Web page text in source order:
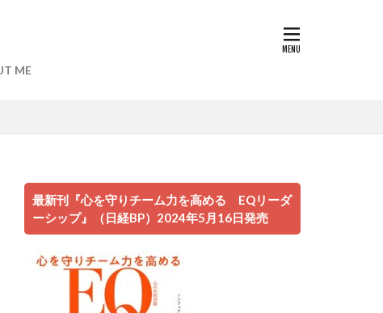
ME
最新刊『心を守りチーム力を高める EQリーダ
ーシップ』（日経BP）2024年5月16日発売
映画
好きな台湾人